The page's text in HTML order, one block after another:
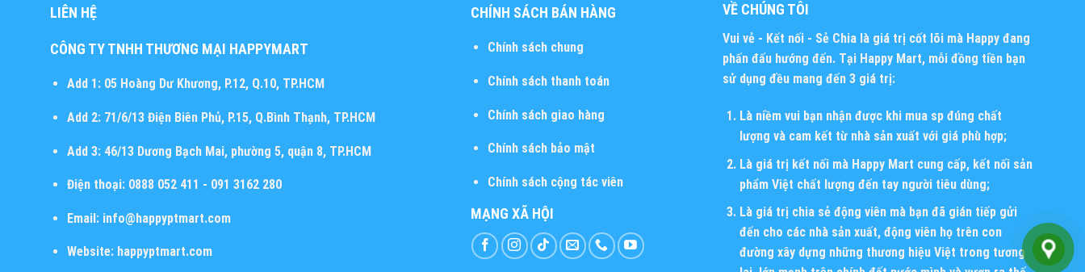
LIÊN HỆ
CÔNG TY TNHH THƯƠNG MẠI HAPPYMART
Add 1:05 Hoàng Dư Khương, P.12, Q.10, TP.HCM
Add 2:71/6/13 Điện Biên Phủ, P.15, Q.Bình Thạnh, TP.HCM
Add 3:46/13 Dương Bạch Mai, phường 5, quận 8, TP.HCM
Điện thoại:0888 052 411 - 091 3162 280
Email:info@happyptmart.com
Website: happyptmart.com
CHÍNH SÁCH BÁN HÀNG
Chính sách chung
Chính sách thanh toán
Chính sách giao hàng
Chính sách bảo mật
Chính sách cộng tác viên
MẠNG XÃ HỘI
VỀ CHÚNG TÔI
Vui vẻ - Kết nối - Sẻ Chia là giá trị cốt lõi mà Happy đang
phấn đấu hướng đến. Tại Happy Mart, mỗi đồng tiền bạn
sử dụng đều mang đến 3 giá trị:
Là niềm vui bạn nhận được khi mua sp đúng chất
lượng và cam kết từ nhà sản xuất với giá phù hợp;
Là giá trị kết nối mà Happy Mart cung cấp, kết nối sản
phẩm Việt chất lượng đến tay người tiêu dùng;
Là giá trị chia sẻ động viên mà bạn đã gián tiếp gửi
đến cho các nhà sản xuất, động viên họ trên con
đường xây dựng những thương hiệu Việt trong tương